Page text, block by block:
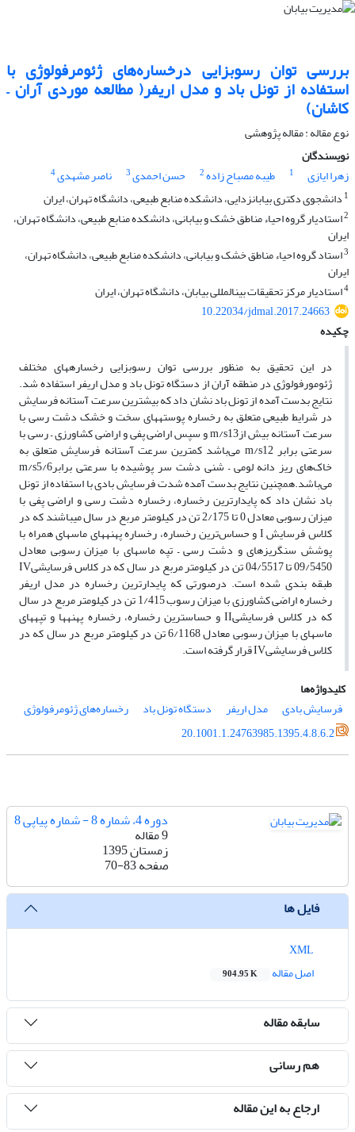
بررسی توان رسوبزایی درخساره‌های ژئومرفولوژی با
استفاده از تونل باد و مدل اریفر( مطالعه موردی آران –
کاشان)
نوع مقاله : مقاله پژوهشی
نویسندگان
زهرا ایازی
1 طیبه مصباح زاده2 حسن احمدی3 ناصر مشهدی4
1 دانشجوی دکتری بیابانزدایی، دانشکده منابع طبیعی، دانشگاه تهران، ایران
2استادیار گروه احیاء مناطق خشک و بیابانی، دانشکده منابع طبیعی، دانشگاه تهران،
ایران
3استاد گروه احیاء مناطق خشک و بیابانی، دانشکده منابع طبیعی، دانشگاه تهران،
ایران
4استادیار مرکز تحقیقات بینالمللی بیابان، دانشگاه تهران، ایران
10.22034/jdmal.2017.24663
چکیده
در این تحقیق به منظور بررسی توان رسوبزایی رخساره‏های مختلف
ژئومورفولوژی در منطقه آران از دستگاه تونل باد و مدل اریفر استفاده شد.
نتایج بدست آمده از تونل باد نشان داد که بیشترین سرعت آستانه فرسایش
در شرایط طبیعی متعلق به رخساره پوسته‎های سخت و خشک دشت رسی با
سرعت آستانه بیش ازm/s13 و سپس اراضی پفی و اراضی کشاورزی – رسی با
سرعتی برابر m/s12 می‌باشد کمترین سرعت آستانه فرسایش متعلق به
خاک‌های ریز دانه لومی – شنی دشت سر پوشیده با سرعتی برابرm/s5/6
می‌باشد.همچنین نتایج بدست آمده شدت فرسایش بادی با استفاده از تونل
باد نشان داد که پایدارترین رخساره، رخساره دشت رسی و اراضی پفی با
میزان رسوبی معادل 0 تا 2/175 تن در کیلومتر مربع در سال می‏باشند که در
کلاس فرسایش I و حساس‌ترین رخساره، رخساره‌ پهنه‎های ماسه‏ای همراه با
پوشش سنگریزه‏ای و دشت رسی – تپه ماسه‏ای با میزان رسوبی معادل
09/5450 تا 04/5517 تن در کیلومتر مربع در سال که در کلاس فرسایشیIV
طبقه بندی شده است. درصورتی که پایدارترین رخساره در مدل اریفر
رخساره اراضی کشاورزی با میزان رسوب 1/415 تن در کیلومتر مربع در سال
که در کلاس فرسایشیII و حساس‏ترین رخساره، رخساره پهنه‏‎ها و تپه‎های
ماسه‎ای با میزان رسوبی معادل 6/1168 تن در کیلومتر مربع در سال که در
کلاس فرسایشیIV قرار گرفته است.
کلیدواژه‌ها
فرسایش بادی
مدل اریفر دستگاه تونل باد
رخساره‌های ژئومرفولوژی
20.1001.1.24763985.1395.4.8.6.2
دوره 4، شماره 8 - شماره پیاپی 8
9 مقاله
زمستان 1395
صفحه70-83
فایل ها
اصل مقاله
904.95 K
سابقه مقاله
هم رسانی
ارجاع به این مقاله